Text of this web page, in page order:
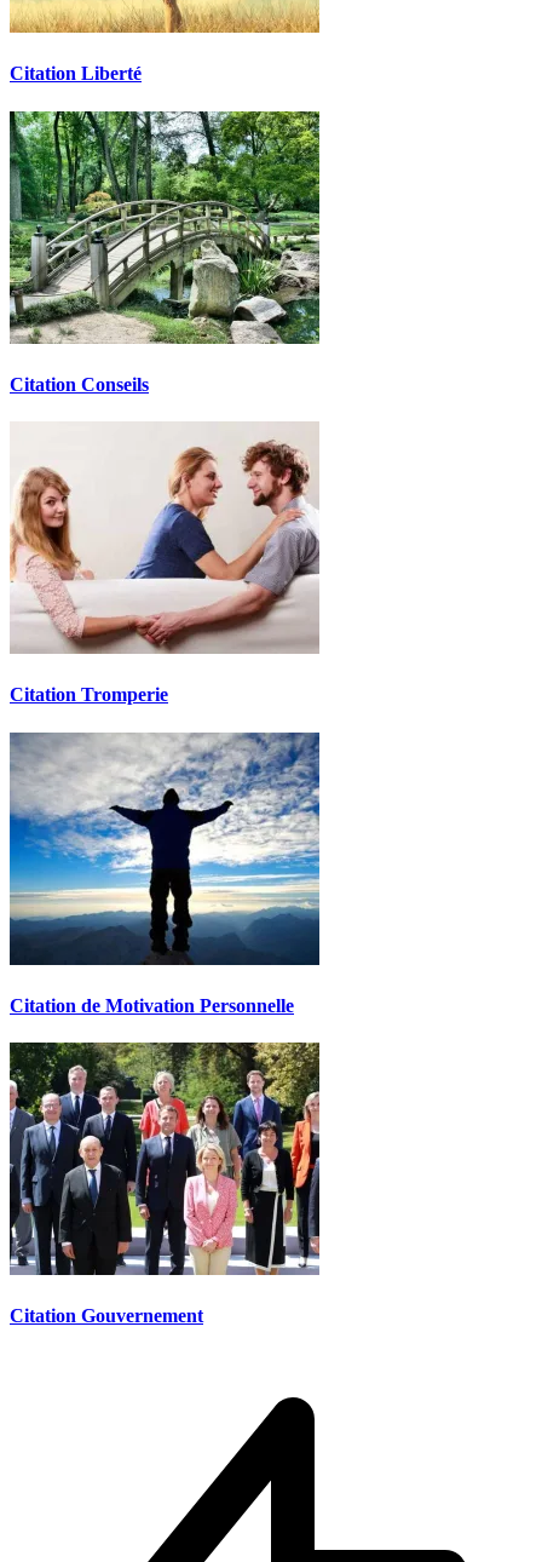
Citation Liberté
Citation Conseils
Citation Tromperie
Citation de Motivation Personnelle
Citation Gouvernement